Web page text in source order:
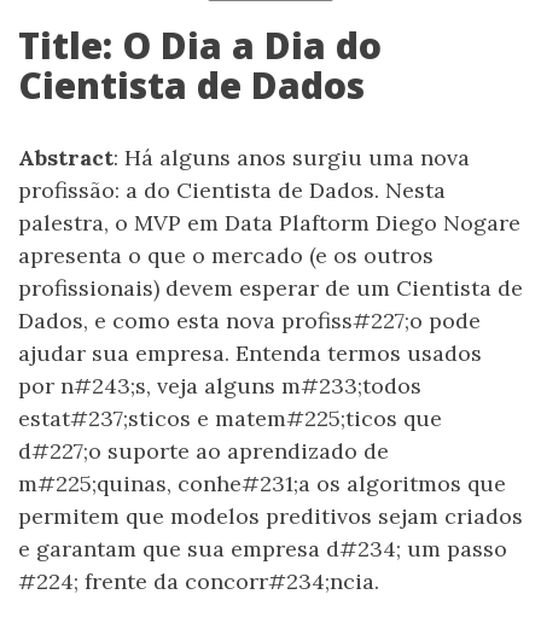
Title: O Dia a Dia do
Cientista de Dados
Abstract: Há alguns anos surgiu uma nova
profissão: a do Cientista de Dados. Nesta
palestra, o MVP em Data Plaftorm Diego Nogare
apresenta o que o mercado (e os outros
profissionais) devem esperar de um Cientista de
Dados, e como esta nova profiss#227;o pode
ajudar sua empresa. Entenda termos usados
por n#243;s, veja alguns m#233;todos
estat#237;sticos e matem#225;ticos que
d#227;o suporte ao aprendizado de
m#225;quinas, conhe#231;a os algoritmos que
permitem que modelos preditivos sejam criados
e garantam que sua empresa d#234; um passo
#224; frente da concorr#234;ncia.